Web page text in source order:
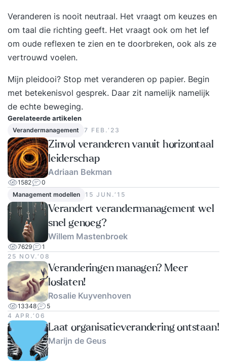
programmamanager, projectmanager,
operationeel manager, portfoliomanager,
verandermanager, change agent, coach of
adviseur in verandertrajecten. Er zijn geen
specifieke certificaten nodig als voorkennis.
Veranderen is nooit neutraal. Het vraagt om keuzes en
om taal die richting geeft. Het vraagt ook om het lef
om oude reflexen te zien en te doorbreken, ook als ze
vertrouwd voelen.
Mijn pleidooi? Stop met veranderen op papier. Begin
met betekenisvol gesprek. Daar zit namelijk namelijk
de echte beweging.
Gerelateerde artikelen
Verandermanagement 7 FEB.‘23
Zinvol veranderen vanuit horizontaal
leiderschap
Adriaan Bekman
1582
0
Management modellen
15 JUN.‘15
Verandert verandermanagement wel
snel genoeg?
Willem Mastenbroek
7629
1
25 NOV.‘08
Veranderingen managen? Meer
loslaten!
Rosalie Kuyvenhoven
13348
5
4 APR.‘06
Laat organisatieverandering ontstaan!
Marijn de Geus